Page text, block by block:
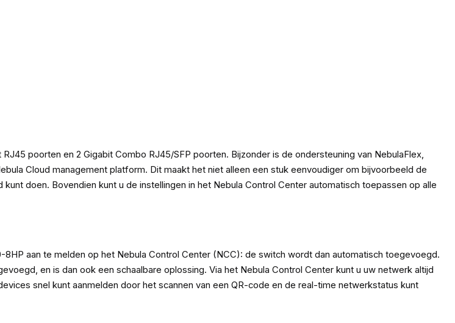
poorten en 2 Gigabit Combo RJ45/SFP poorten. Bijzonder is de ondersteuning van NebulaFlex,
Cloud management platform. Dit maakt het niet alleen een stuk eenvoudiger om bijvoorbeeld de
doen. Bovendien kunt u de instellingen in het Nebula Control Center automatisch toepassen op alle
aan te melden op het Nebula Control Center (NCC): de switch wordt dan automatisch toegevoegd.
en is dan ook een schaalbare oplossing. Via het Nebula Control Center kunt u uw netwerk altijd
snel kunt aanmelden door het scannen van een QR-code en de real-time netwerkstatus kunt